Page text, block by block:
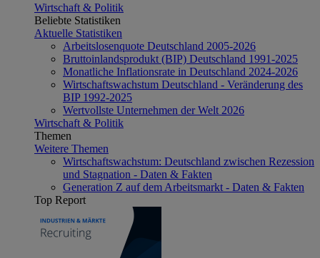
Wirtschaft & Politik
Beliebte Statistiken
Aktuelle Statistiken
Arbeitslosenquote Deutschland 2005-2026
Bruttoinlandsprodukt (BIP) Deutschland 1991-2025
Monatliche Inflationsrate in Deutschland 2024-2026
Wirtschaftswachstum Deutschland - Veränderung des
BIP 1992-2025
Wertvollste Unternehmen der Welt 2026
Wirtschaft & Politik
Themen
Weitere Themen
Wirtschaftswachstum: Deutschland zwischen Rezession
und Stagnation - Daten & Fakten
Generation Z auf dem Arbeitsmarkt - Daten & Fakten
Top Report